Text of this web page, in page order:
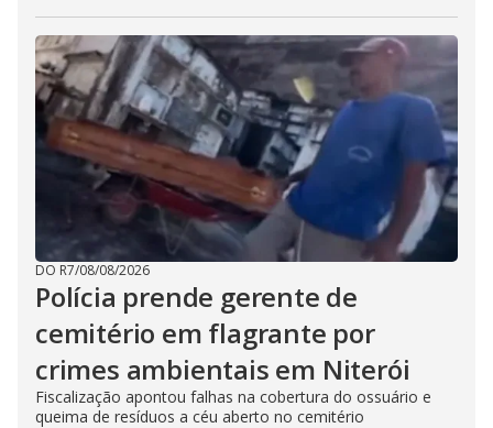
DO R7/08/08/2026
Polícia prende gerente de
cemitério em flagrante por
crimes ambientais em Niterói
Fiscalização apontou falhas na cobertura do ossuário e
queima de resíduos a céu aberto no cemitério